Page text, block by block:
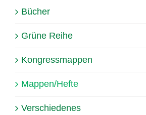
Bücher
Grüne Reihe
Kongressmappen
Mappen/Hefte
Verschiedenes